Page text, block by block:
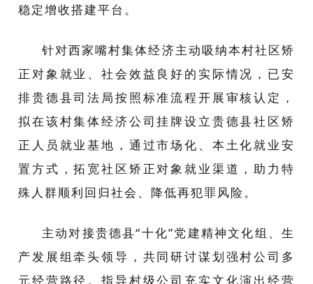
稳定增收搭建平台。
针对西家嘴村集体经济主动吸纳本村社区矫
正对象就业、社会效益良好的实际情况，已安
排贵德县司法局按照标准流程开展审核认定，
拟在该村集体经济公司挂牌设立贵德县社区矫
正人员就业基地，通过市场化、本土化就业安
置方式，拓宽社区矫正对象就业渠道，助力特
殊人群顺利回归社会、降低再犯罪风险。
主动对接贵德县“十化”党建精神文化组、生
产发展组牵头领导，共同研讨谋划强村公司多
元经营路径。指导村级公司充实文化演出经营